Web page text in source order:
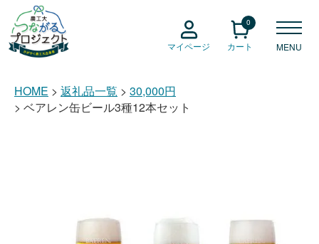
マイページ カート
0
MENU
HOME 返礼品一覧
30,000円
ベアレン缶ビール3種12本セット